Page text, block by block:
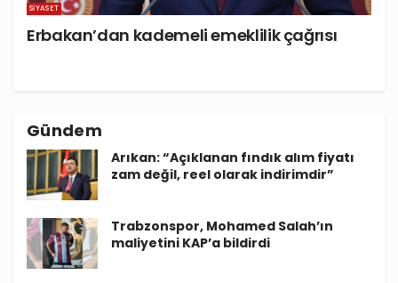
SIYASET
Erbakan’dan kademeli emeklilik çağrısı
Gündem
Arıkan: “Açıklanan fındık alım fiyatı
zam değil, reel olarak indirimdir”
Trabzonspor, Mohamed Salah’ın
maliyetini KAP’a bildirdi